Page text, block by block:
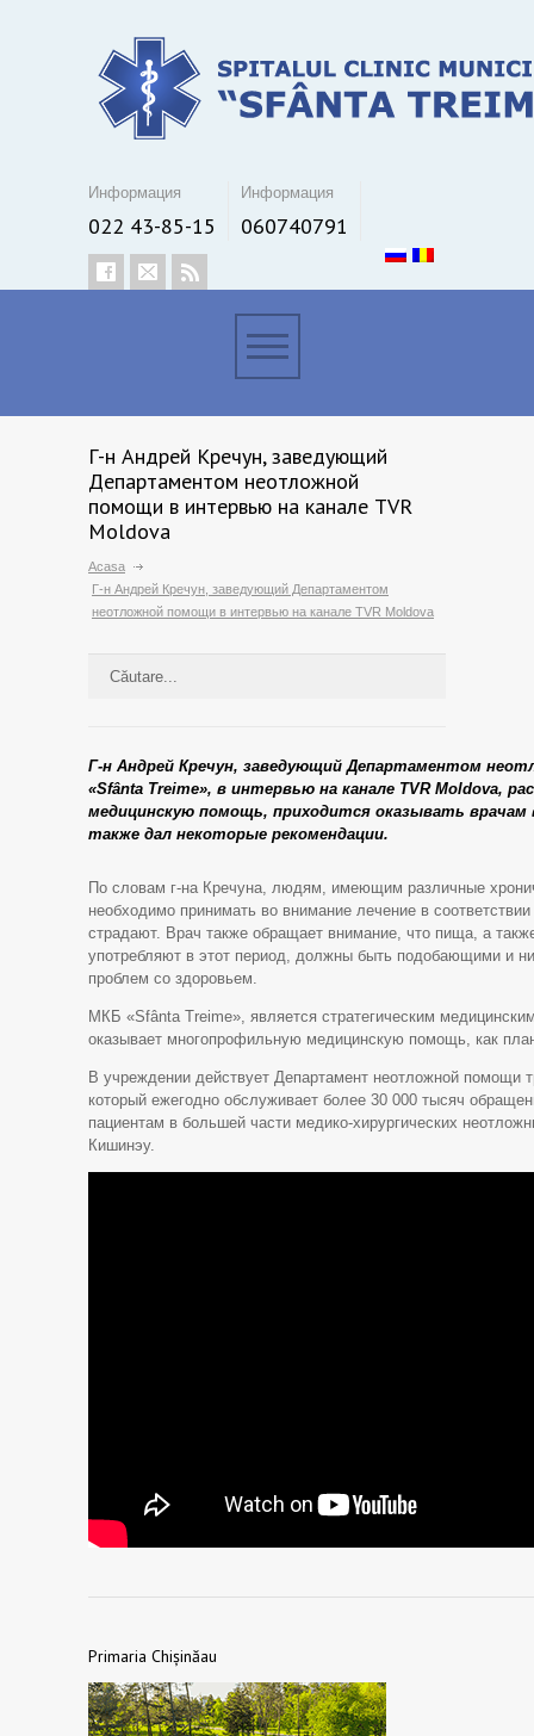
Информация
022 43-85-15
Информация
060740791
Г-н Андрей Кречун, заведующий
Департаментом неотложной
помощи в интервью на канале TVR
Moldova
Acasa
Г-н Андрей Кречун, заведующий Департаментом
неотложной помощи в интервью на канале TVR Moldova
Г-н Андрей Кречун, заведующий Департаментом
«Sfânta Treime», в интервью на канале TVR Moldova,
медицинскую помощь, приходится оказывать врачам
также дал некоторые рекомендации.
По словам г-на Кречуна, людям, имеющим различные
необходимо принимать во внимание лечение в
страдают. Врач также обращает внимание, что пища, а
употребляют в этот период, должны быть подобающими и
проблем со здоровьем.
МКБ «Sfânta Treime», является стратегическим
оказывает многопрофильную медицинскую помощь, как
В учреждении действует Департамент неотложной помощи
который ежегодно обслуживает более 30 000 тысяч
пациентам в большей части медико-хирургических
Кишинэу.
Primaria Chișinăau